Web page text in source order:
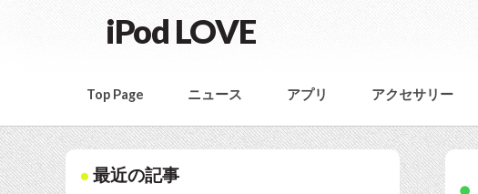
iPod LOVE
Top Page ニュース アプリ アクセサリー
最近の記事